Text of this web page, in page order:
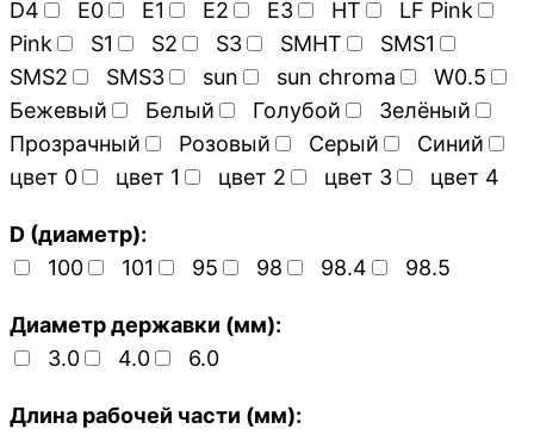
D4 E0 E1 E2 E3 HT
LF Pink
Pink
S1 S2 S3 SMHT
SMS1
SMS2
SMS3 sun sun chroma
W0.5
Бежевый
Белый Голубой
Зелёный
Прозрачный
Розовый Серый
Синий
цвет 0
цвет 1 цвет 2 цвет 3 цвет 4
D (диаметр):
100
101 95 98 98.4 98.5
Диаметр державки (мм):
3.0
4.0 6.0
Длина рабочей части (мм):